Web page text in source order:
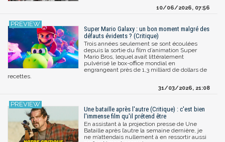
10/06/2026, 07:56
Super Mario Galaxy : un bon moment malgré des
défauts évidents ? (Critique)
Trois années seulement se sont écoulées
depuis la sortie du film d’animation Super
Mario Bros, lequel avait littéralement
pulvérisé le box-office mondial en
engrangeant près de 1,3 milliard de dollars de
recettes.
31/03/2026, 21:08
Une bataille après l'autre (Critique) : c'est bien
l'immense film qu'il prétend être
En assistant à la projection presse de Une
Bataille après l’autre la semaine dernière, je
ne m’attendais nullement à en ressortir aussi